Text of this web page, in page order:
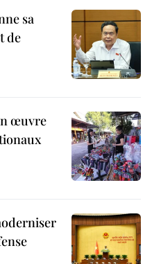
sa
de
œuvre